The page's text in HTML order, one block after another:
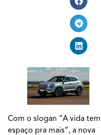
Com o slogan “A vida tem
espaço pra mais”, a nova